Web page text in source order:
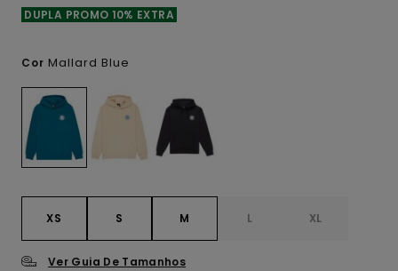
DUPLA PROMO 10% EXTRA
Cor Mallard Blue
XS S M L XL
Ver Guia De Tamanhos